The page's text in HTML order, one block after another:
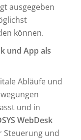
ausgegeben
können.
und App als
Abläufe und
und in
WebDesk
Steuerung und